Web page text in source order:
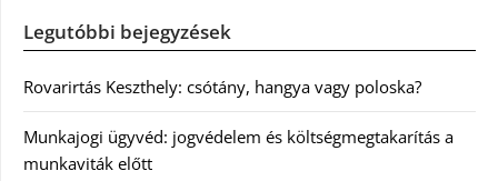
Legutóbbi bejegyzések
Rovarirtás Keszthely: csótány, hangya vagy poloska?
Munkajogi ügyvéd: jogvédelem és költségmegtakarítás a
munkaviták előtt